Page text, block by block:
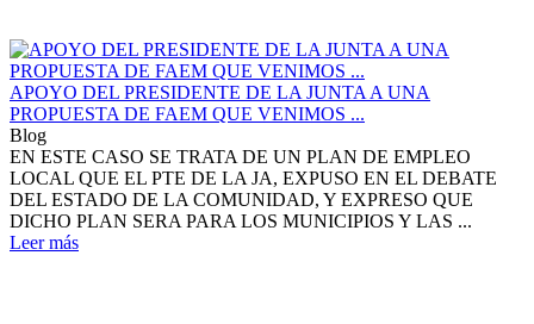
APOYO DEL PRESIDENTE DE LA JUNTA A UNA
PROPUESTA DE FAEM QUE VENIMOS ...
Blog
EN ESTE CASO SE TRATA DE UN PLAN DE EMPLEO
LOCAL QUE EL PTE DE LA JA, EXPUSO EN EL DEBATE
DEL ESTADO DE LA COMUNIDAD, Y EXPRESO QUE
DICHO PLAN SERA PARA LOS MUNICIPIOS Y LAS ...
Leer más